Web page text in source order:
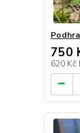
750
620 Kč